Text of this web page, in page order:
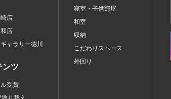
店
店
ャラリー徳川
ンツ
受賞
寝室・子供部屋
和室
収納
こだわりスペース
外回り